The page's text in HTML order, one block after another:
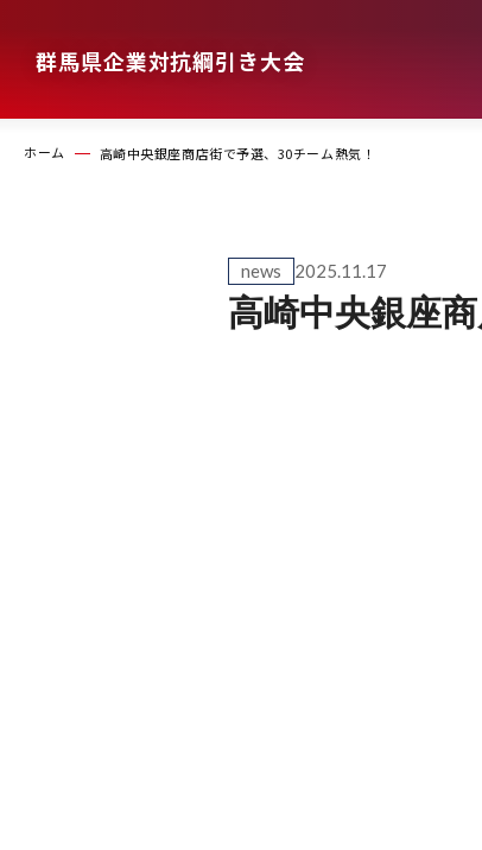
群馬県企業対抗綱引き大会
ホーム 高崎中央銀座商店街で予選、30チーム熱気！
高崎中央銀座
news 2025.11.17